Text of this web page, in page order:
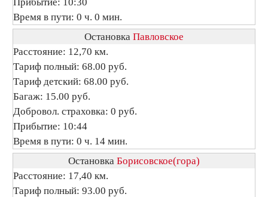
Время в пути: 0 ч. 0 мин.
Остановка Павловское
Расстояние: 12,70 км.
Тариф полный: 68.00 руб.
Тариф детский: 68.00 руб.
Багаж: 15.00 руб.
Добровол. страховка: 0 руб.
Прибытие: 10:44
Время в пути: 0 ч. 14 мин.
Остановка Борисовское(гора)
Расстояние: 17,40 км.
Тариф полный: 93.00 руб.